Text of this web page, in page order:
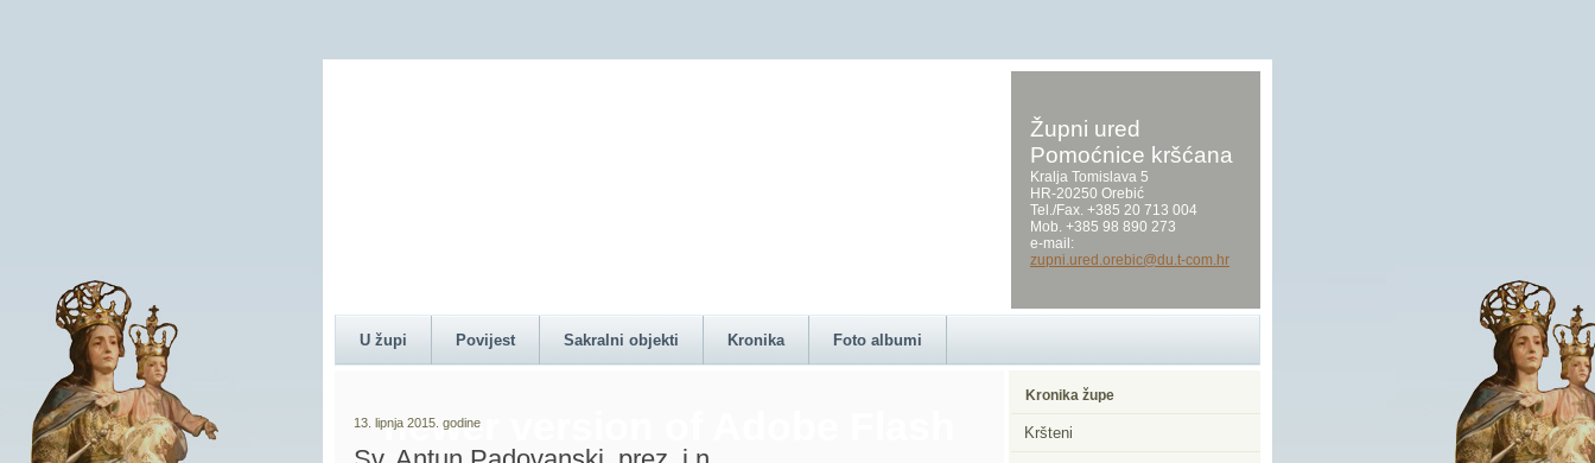
newer version of Adobe Flash
Župni ured
Pomoćnice kršćana
Kralja Tomislava 5
HR-20250 Orebić
Tel./Fax. +385 20 713 004
Mob. +385 98 890 273
e-mail:
zupni.ured.orebic@du.t-com.hr
U župi Povijest Sakralni objekti Kronika Foto albumi
Kronika župe
Kršteni
13. lipnja 2015. godine